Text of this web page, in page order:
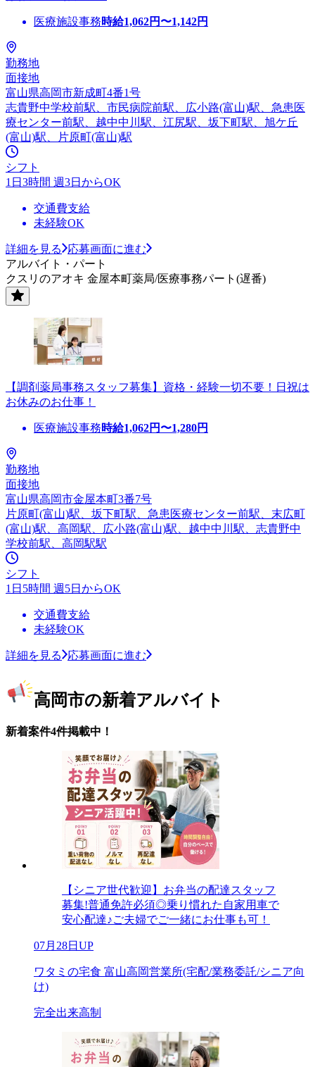
医療施設事務時給1,062円〜1,142円
勤務地
面接地
富山県高岡市新成町4番1号
志貴野中学校前駅、市民病院前駅、広小路(富山)駅、急患医
療センター前駅、越中中川駅、江尻駅、坂下町駅、旭ケ丘
(富山)駅、片原町(富山)駅
シフト
1日3時間 週3日からOK
交通費支給
未経験OK
詳細を見る
応募画面に進む
アルバイト・パート
クスリのアオキ 金屋本町薬局/医療事務パート(遅番)
【調剤薬局事務スタッフ募集】資格・経験一切不要！日祝は
お休みのお仕事！
医療施設事務時給1,062円〜1,280円
勤務地
面接地
富山県高岡市金屋本町3番7号
片原町(富山)駅、坂下町駅、急患医療センター前駅、末広町
(富山)駅、高岡駅、広小路(富山)駅、越中中川駅、志貴野中
学校前駅、高岡駅駅
シフト
1日5時間 週5日からOK
交通費支給
未経験OK
詳細を見る 応募画面に進む
高岡市の新着アルバイト
新着案件4件掲載中！
【シニア世代歓迎】お弁当の配達スタッフ
募集!普通免許必須◎乗り慣れた自家用車で
安心配達♪ご夫婦でご一緒にお仕事も可！
07月28日UP
ワタミの宅食 富山高岡営業所(宅配/業務委託/シニア向
け)
完全出来高制